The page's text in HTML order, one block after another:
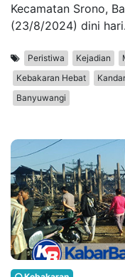
Kecamatan Srono,
(23/8/2024) dini
Peristiwa Kejadian
Kebakaran Hebat
Banyuwangi